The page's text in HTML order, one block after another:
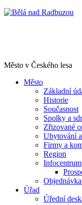
Město v Českého lesa
Město
Základní
Historie
Současnost
Spolky a
Zřizované
Ubytování
Firmy a
Region
Infocentrum
Úřad
Úřední